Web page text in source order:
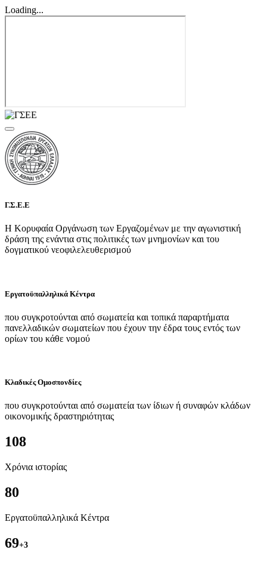
Loading...
Γ.Σ.Ε.Ε
Η Κορυφαία Οργάνωση των Εργαζομένων με την αγωνιστική
δράση της ενάντια στις πολιτικές των μνημονίων και του
δογματικού νεοφιλελευθερισμού
Εργατοϋπαλληλικά Κέντρα
που συγκροτούνται από σωματεία και τοπικά παραρτήματα
πανελλαδικών σωματείων που έχουν την έδρα τους εντός των
ορίων του κάθε νομού
Κλαδικές Ομοσπονδίες
που συγκροτούνται από σωματεία των ίδιων ή συναφών κλάδων
οικονομικής δραστηριότητας
108
Χρόνια ιστορίας
80
Εργατοϋπαλληλικά Κέντρα
69+3